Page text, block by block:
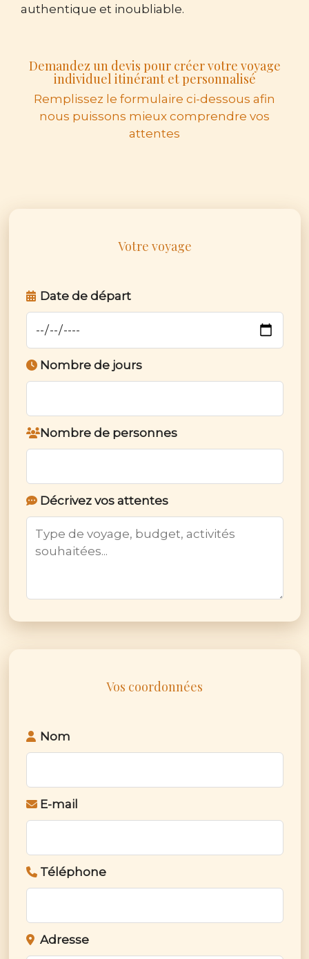
authentique et inoubliable.
Demandez un devis pour créer votre voyage
individuel itinérant et personnalisé
Remplissez le formulaire ci-dessous afin
nous puissons mieux comprendre vos
attentes
Votre voyage
Date de départ
Nombre de jours
Nombre de personnes
Décrivez vos attentes
Vos coordonnées
Nom
E-mail
Téléphone
Adresse